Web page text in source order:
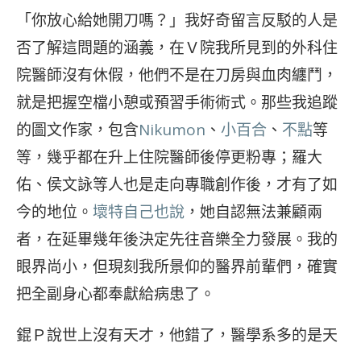
「你放心給她開刀嗎？」我好奇留言反駁的人是
否了解這問題的涵義，在Ｖ院我所見到的外科住
院醫師沒有休假，他們不是在刀房與血肉纏鬥，
就是把握空檔小憩或預習手術術式。那些我追蹤
的圖文作家，包含Nikumon 、 小百合 、 不點等
等，幾乎都在升上住院醫師後停更粉專；羅大
佑、侯文詠等人也是走向專職創作後，才有了如
今的地位。 壞特自己也說 ，她自認無法兼顧兩
者，在延畢幾年後決定先往音樂全力發展。我的
眼界尚小，但現刻我所景仰的醫界前輩們，確實
把全副身心都奉獻給病患了。
錕Ｐ說世上沒有天才，他錯了，醫學系多的是天